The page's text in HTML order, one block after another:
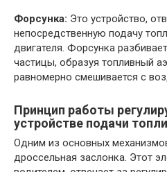
Форсунка: Это устройство,
непосредственную подачу
двигателя. Форсунка
частицы, образуя топливный
равномерно смешивается с
Принцип работы
устройстве подачи
Одним из основных
дроссельная заслонка. Этот